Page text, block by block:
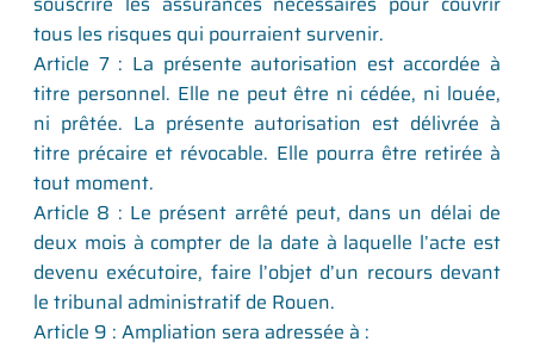
tous les risques qui pourraient survenir.
Article 7 : La présente autorisation est accordée à
titre personnel. Elle ne peut être ni cédée, ni louée,
ni prêtée. La présente autorisation est délivrée à
titre précaire et révocable. Elle pourra être retirée à
tout moment.
Article 8 : Le présent arrêté peut, dans un délai de
deux mois à compter de la date à laquelle l’acte est
devenu exécutoire, faire l’objet d’un recours devant
le tribunal administratif de Rouen.
Article 9 : Ampliation sera adressée à :